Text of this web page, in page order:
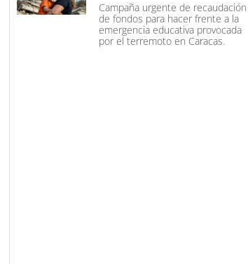
Campaña urgente de recaudación
de fondos para hacer frente a la
emergencia educativa provocada
por el terremoto en Caracas.